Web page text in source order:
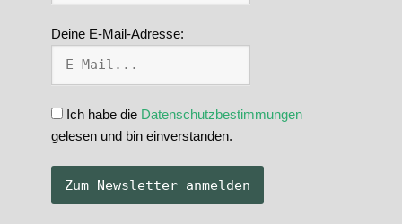
Deine E-Mail-Adresse:
Ich habe die Datenschutzbestimmungen
gelesen und bin einverstanden.